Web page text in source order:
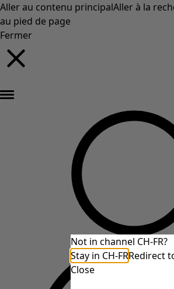
Aller au contenu principalAller à la
au pied de page
Fermer
Not in channel CH-FR?
Stay in CH-FRRedirect
Close